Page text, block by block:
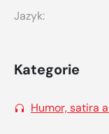
Jazyk:
Kategorie
Humor, satira